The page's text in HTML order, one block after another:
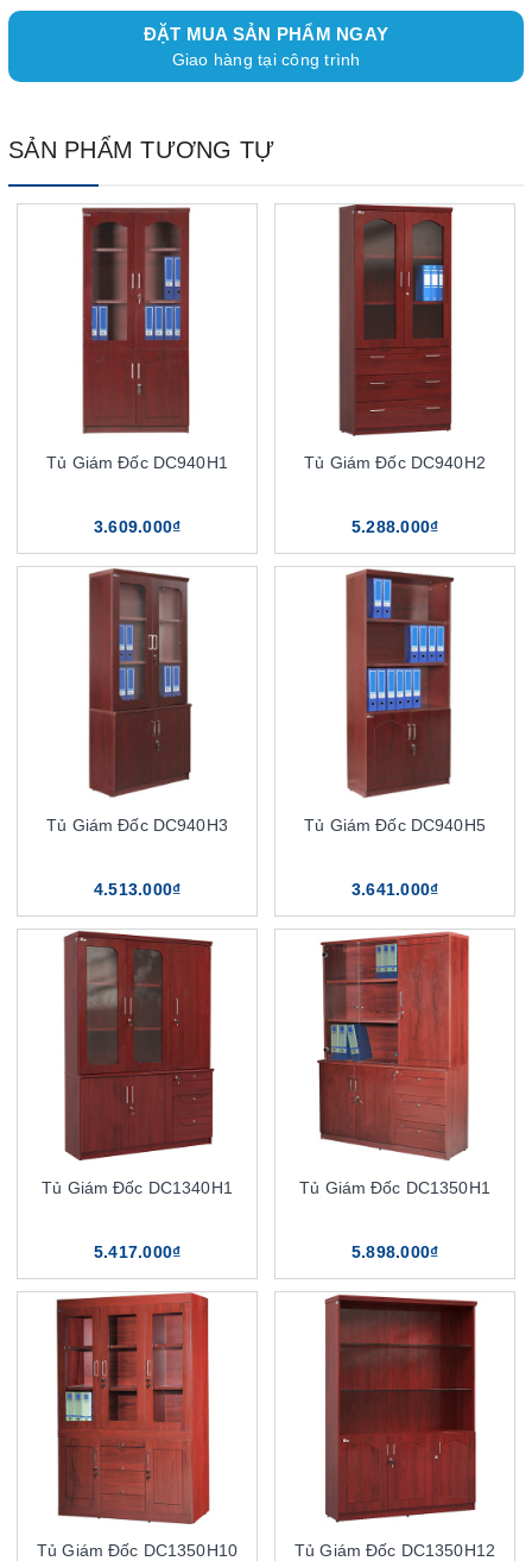
ĐẶT MUA SẢN PHẨM NGAY
Giao hàng tại công trình
SẢN PHẨM TƯƠNG TỰ
Tủ Giám Đốc DC940H1
3.609.000₫
Tủ Giám Đốc DC940H2
5.288.000₫
Tủ Giám Đốc DC940H3
4.513.000₫
Tủ Giám Đốc DC940H5
3.641.000₫
Tủ Giám Đốc DC1340H1
5.417.000₫
Tủ Giám Đốc DC1350H1
5.898.000₫
Tủ Giám Đốc DC1350H10 Tủ Giám Đốc DC1350H12